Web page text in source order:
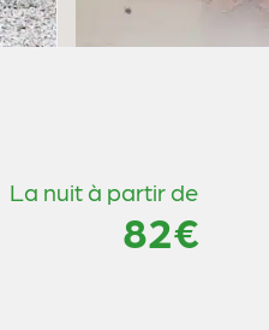
La nuit à partir de
82€